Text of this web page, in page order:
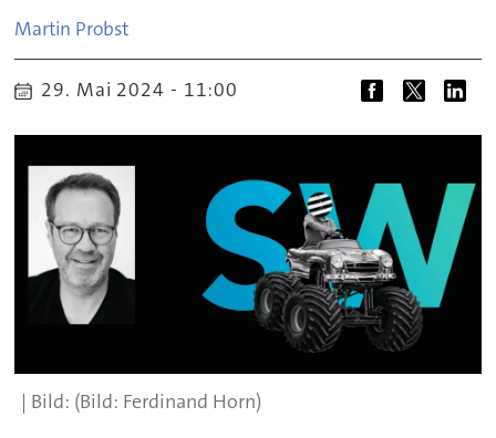
Martin Probst
29. Mai 2024 - 11:00
(Bild: Ferdinand Horn)